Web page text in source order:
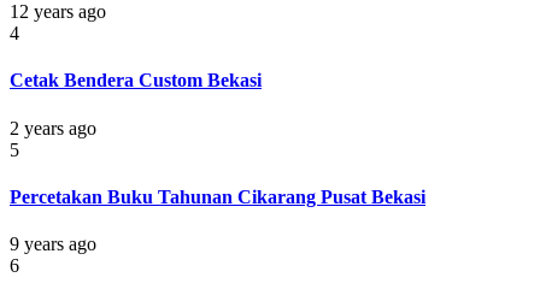
12 years ago
4
Cetak Bendera Custom Bekasi
2 years ago
5
Percetakan Buku Tahunan Cikarang Pusat Bekasi
9 years ago
6